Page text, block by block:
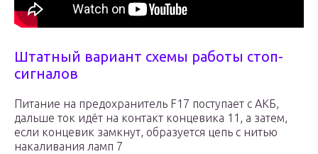
Штатный вариант схемы работы стоп-
сигналов
Питание на предохранитель F17 поступает с АКБ,
дальше ток идёт на контакт концевика 11, а затем,
если концевик замкнут, образуется цепь с нитью
накаливания ламп 7